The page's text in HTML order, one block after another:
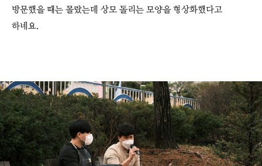
방문했을 때는 몰랐는데 상모 돌리는 모양을 형상화했다고
하네요.